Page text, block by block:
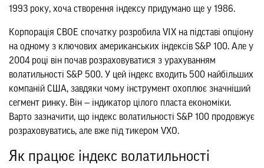
1993 року, хоча створення індексу придумано ще у 1986.
Корпорація CBOE спочатку розробила VIX на підставі опціону
на одному з ключових американських індексів S&P 100. Але у
2004 році він почав розраховуватися з урахуванням
волатильності S&P 500. У цей індекс входить 500 найбільших
компаній США, завдяки чому інструмент охоплює значніший
сегмент ринку. Він — індикатор цілого пласта економіки.
Варто зазначити, що індекс волатильності S&P 100 продовжує
розраховуватись, але вже під тикером VXO.
Як працює індекс волатильності